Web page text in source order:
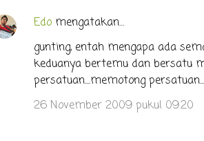
Edomengatakan…
gunting, entah mengapa ada
keduanya bertemu dan bersatu
persatuan....memotong
26 November 2009 pukul 09.20